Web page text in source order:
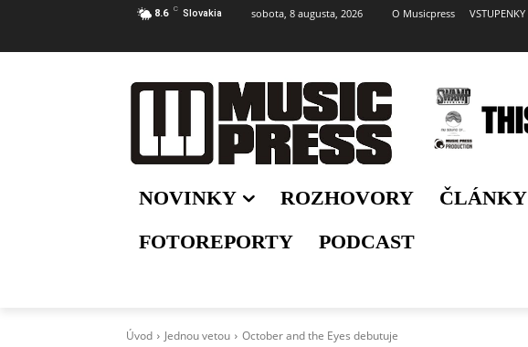
8.6 C Slovakia sobota, 8 augusta, 2026 O Musicpress VSTUPENKY
NOVINKY ROZHOVORY ČLÁNKY
FOTOREPORTY
PODCAST
Úvod Jednou vetou October and the Eyes debutuje